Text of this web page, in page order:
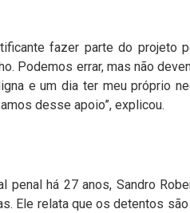
fazer parte do projeto
Podemos errar, mas não
e um dia ter meu próprio
desse apoio”, explicou.
penal há 27 anos, Sandro
Ele relata que os detentos